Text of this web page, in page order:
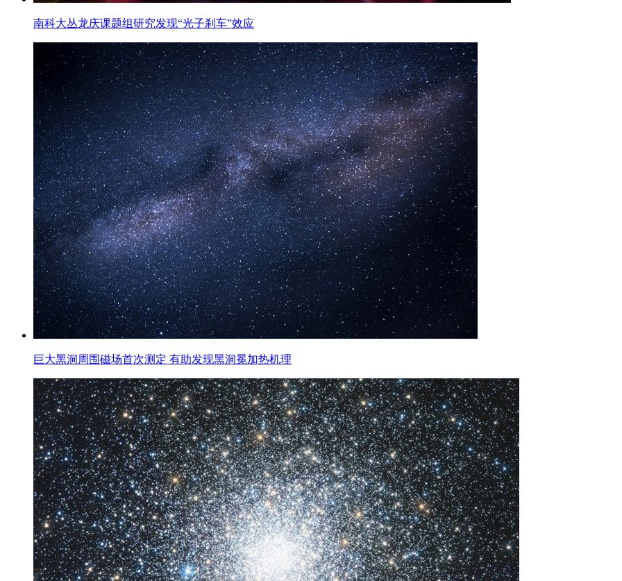
南科大丛龙庆课题组研究发现“光子刹车”效应
巨大黑洞周围磁场首次测定 有助发现黑洞冕加热机理